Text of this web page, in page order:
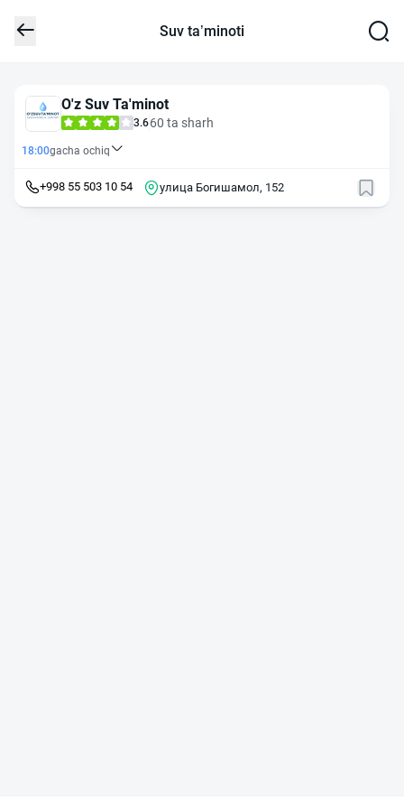
Suv ta’minoti
O'z Suv Ta'minot
3.660 ta sharh
18:00gacha ochiq
+998 55 503 10 54 улица Богишамол, 152